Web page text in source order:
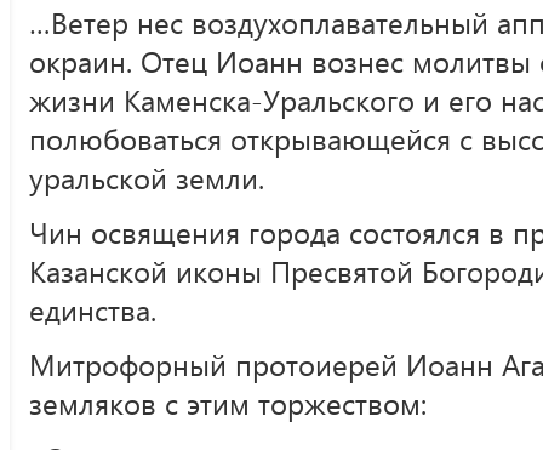
…Ветер нес воздухоплавательный
окраин. Отец Иоанн вознес молитвы
жизни Каменска-Уральского и его
полюбоваться открывающейся с
уральской земли.
Чин освящения города состоялся в
Казанской иконы Пресвятой
единства.
Митрофорный протоиерей Иоанн
земляков с этим торжеством: